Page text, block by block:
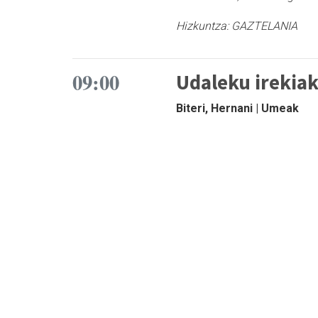
Hizkuntza: GAZTELANIA
09:00 Udaleku
Biteri, Hernani | Umeak